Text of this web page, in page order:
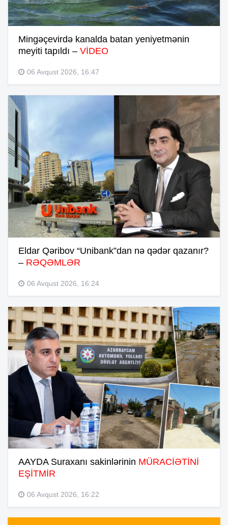
Mingəçevirdə kanalda batan yeniyetmənin
meyiti tapıldı – VİDEO
06 Avqust 2026, 16:47
Eldar Qəribov “Unibank”dan nə qədər qazanır?
– RƏQƏMLƏR
06 Avqust 2026, 16:24
AAYDA Suraxanı sakinlərinin MÜRACİƏTİNİ
EŞİTMİR
06 Avqust 2026, 16:22